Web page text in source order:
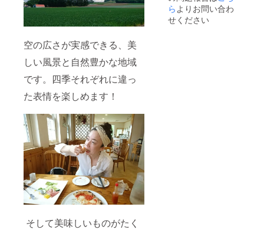
空の広さが実感できる、美
しい風景と自然豊かな地域
です。四季それぞれに違っ
た表情を楽しめます！
そして美味しいものがたく
実践的
かつレ
ります
ら よりお問い合わ
せください